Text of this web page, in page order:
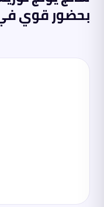
بحضور قوي